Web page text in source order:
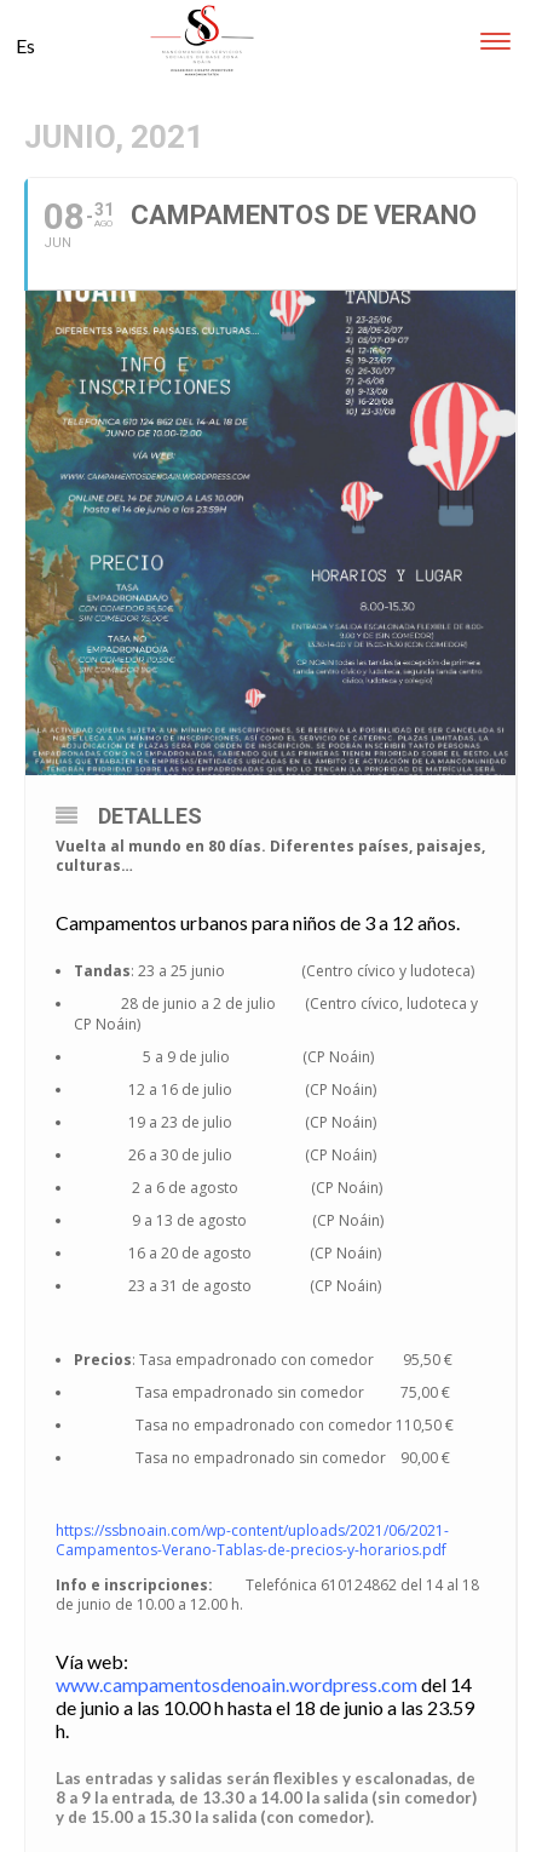
Es
Toggle
JUNIO, 2021
08
JUN
31
AGO CAMPAMENTOS DE VERANO
DETALLES
Vuelta al mundo en 80 días. Diferentes países, paisajes,
culturas…
Campamentos urbanos para niños de 3 a 12 años.
Tandas: 23 a 25 junio (Centro cívico y ludoteca)
28 de junio a 2 de julio (Centro cívico, ludoteca y
CP Noáin)
5 a 9 de julio (CP Noáin)
12 a 16 de julio (CP Noáin)
19 a 23 de julio (CP Noáin)
26 a 30 de julio (CP Noáin)
2 a 6 de agosto (CP Noáin)
9 a 13 de agosto (CP Noáin)
16 a 20 de agosto (CP Noáin)
23 a 31 de agosto (CP Noáin)
Precios: Tasa empadronado con comedor 95,50 €
Tasa empadronado sin comedor 75,00 €
Tasa no empadronado con comedor 110,50 €
Tasa no empadronado sin comedor 90,00 €
https://ssbnoain.com/wp-content/uploads/2021/06/2021-
Campamentos-Verano-Tablas-de-precios-y-horarios.pdf
Info e inscripciones: Telefónica 610124862 del 14 al 18
de junio de 10.00 a 12.00 h.
Vía web:
www.campamentosdenoain.wordpress.comdel 14
de junio a las 10.00 h hasta el 18 de junio a las 23.59
h.
Las entradas y salidas serán flexibles y escalonadas, de
8 a 9 la entrada, de 13.30 a 14.00 la salida (sin comedor)
y de 15.00 a 15.30 la salida (con comedor).